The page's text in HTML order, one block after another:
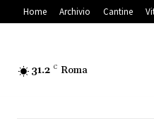
Home Archivio Cantine
31.2 C Roma